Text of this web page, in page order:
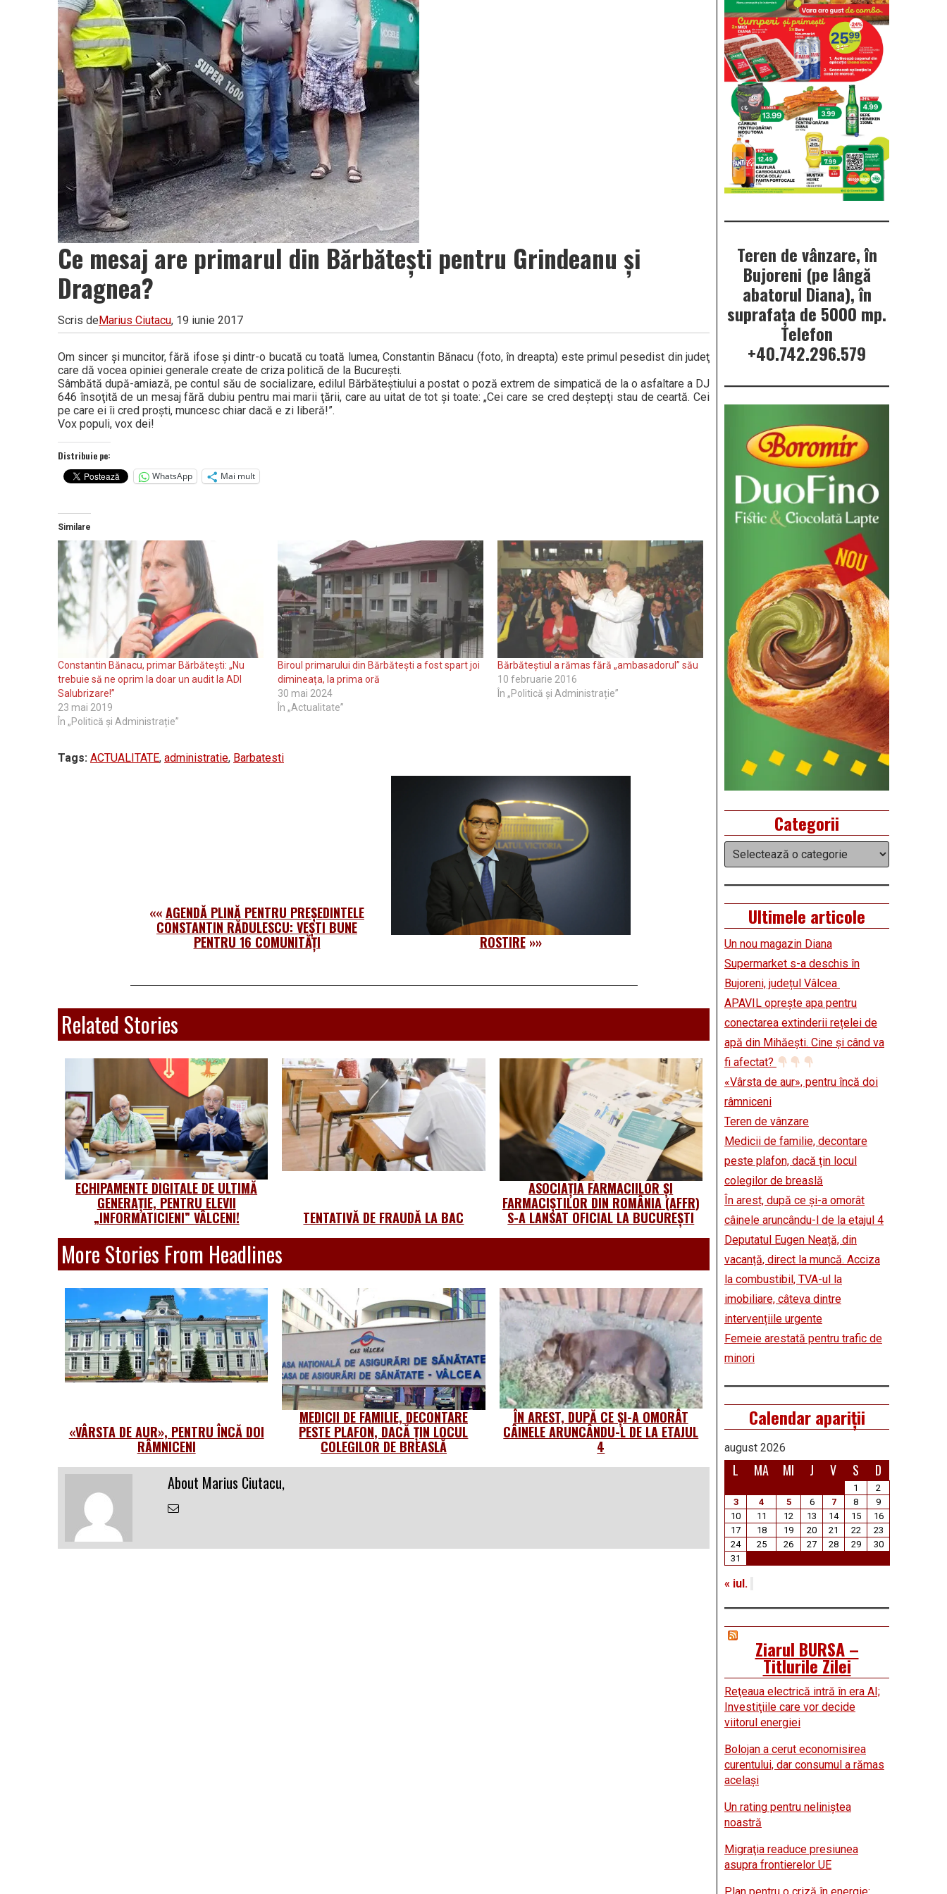
Ce mesaj are primarul din Bărbăteşti pentru Grindeanu şi
Dragnea?
Scris deMarius Ciutacu, 19 iunie 2017
Om sincer şi muncitor, fără ifose şi dintr-o bucată cu toată lumea, Constantin Bănacu (foto, în dreapta) este primul pesedist din judeţ
care dă vocea opiniei generale create de criza politică de la Bucureşti.
Sâmbătă după-amiază, pe contul său de socializare, edilul Bărbăteştiului a postat o poză extrem de simpatică de la o asfaltare a DJ
646 însoţită de un mesaj fără dubiu pentru mai marii ţării, care au uitat de tot şi toate: „Cei care se cred deştepţi stau de ceartă. Cei
pe care ei îi cred proşti, muncesc chiar dacă e zi liberă!”.
Vox populi, vox dei!
Distribuie pe:
WhatsApp
Mai mult
Similare
Constantin Bănacu, primar Bărbătești: „Nu
trebuie să ne oprim la doar un audit la ADI
Salubrizare!”
23 mai 2019
În „Politică și Administrație”
Biroul primarului din Bărbătești a fost spart joi
dimineața, la prima oră
30 mai 2024
În „Actualitate”
Bărbăteștiul a rămas fără „ambasadorul” său
10 februarie 2016
În „Politică și Administrație”
Tags: ACTUALITATE, administratie, Barbatesti
««AGENDĂ PLINĂ PENTRU PREŞEDINTELE
CONSTANTIN RĂDULESCU: VEŞTI BUNE
PENTRU 16 COMUNITĂŢI
ROSTIRE»»
Related Stories
ECHIPAMENTE DIGITALE DE ULTIMĂ
GENERAȚIE, PENTRU ELEVII
„INFORMATICIENI” VÂLCENI!
TENTATIVĂ DE FRAUDĂ LA BAC
ASOCIAȚIA FARMACIILOR ȘI
FARMACIȘTILOR DIN ROMÂNIA (AFFR)
S-A LANSAT OFICIAL LA BUCUREȘTI
More Stories From Headlines
«VÂRSTA DE AUR», PENTRU ÎNCĂ DOI
RÂMNICENI
MEDICII DE FAMILIE, DECONTARE
PESTE PLAFON, DACĂ ȚIN LOCUL
COLEGILOR DE BREASLĂ
ÎN AREST, DUPĂ CE ȘI-A OMORÂT
CÂINELE ARUNCÂNDU-L DE LA ETAJUL
4
About Marius Ciutacu,
Email
Teren de vânzare, în
Bujoreni (pe lângă
abatorul Diana), în
suprafața de 5000 mp.
Telefon
+40.742.296.579
Categorii
Categorii
Ultimele articole
Un nou magazin Diana
Supermarket s-a deschis în
Bujoreni, județul Vâlcea
APAVIL oprește apa pentru
conectarea extinderii rețelei de
apă din Mihăești. Cine și când va
fi afectat?
«Vârsta de aur», pentru încă doi
râmniceni
Teren de vânzare
Medicii de familie, decontare
peste plafon, dacă țin locul
colegilor de breaslă
În arest, după ce și-a omorât
câinele aruncându-l de la etajul 4
Deputatul Eugen Neață, din
vacanță, direct la muncă. Acciza
la combustibil, TVA-ul la
imobiliare, câteva dintre
intervențiile urgente
Femeie arestată pentru trafic de
minori
Calendar apariții
august 2026
L MA MI J V S D
1
2
3
4 5 6 7 8
9
10
11 12 13 14 15
16
17
18 19 20 21 22
23
24
25 26 27 28 29
30
31
« iul.
Ziarul BURSA –
Titlurile Zilei
Reţeaua electrică intră în era AI;
Investiţiile care vor decide
viitorul energiei
Bolojan a cerut economisirea
curentului, dar consumul a rămas
acelaşi
Un rating pentru neliniştea
noastră
Migraţia readuce presiunea
asupra frontierelor UE